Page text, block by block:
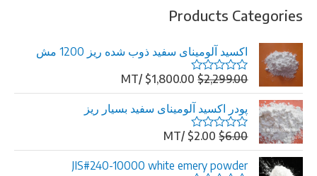
Products
اکسید آلومینای سفید ذوب شده ریز 1200 مش
امتیاز
0
از
5
$2,299.00
$1,800.00
/MT
پودر اکسید آلومینای سفید بسیار ریز
امتیاز
0
از
5
$6.00
$ 2.00
/MT
JIS#240-10000 white emery powder